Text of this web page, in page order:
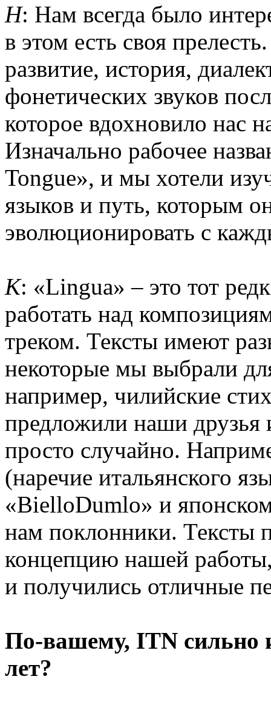
Н: Нам всегда было
в этом есть своя
развитие, история,
фонетических звуков
которое вдохновило нас
Изначально рабочее
Tongue», и мы хотели
языков и путь, которым
эволюционировать с
К: «Lingua» – это тот
работать над
треком. Тексты имеют
некоторые мы выбрали
например, чилийские
предложили наши друзья
просто случайно.
(наречие итальянского
«BielloDumlo» и
нам поклонники.
концепцию нашей
и получились отличные
По-вашему, ITN сильно
лет?